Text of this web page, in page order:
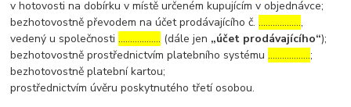
v hotovosti na dobírku v místě určeném kupujícím v objednávce;
bezhotovostně převodem na účet prodávajícího č.………………,
vedený u společnosti……………… (dále jen „účet prodávajícího“);
bezhotovostně prostřednictvím platebního systému………………;
bezhotovostně platební kartou;
prostřednictvím úvěru poskytnutého třetí osobou.